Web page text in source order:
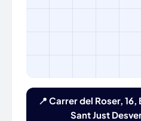
📍 Carrer del Roser, 16,
Sant Just